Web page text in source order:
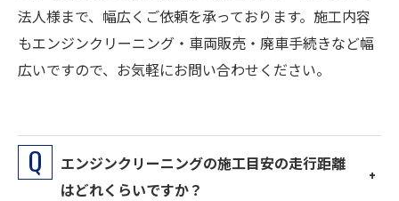
法人様まで、幅広くご依頼を承っております。施工内容
もエンジンクリーニング・車両販売・廃車手続きなど幅
広いですので、お気軽にお問い合わせください。
エンジンクリーニングの施工目安の走行距離
はどれくらいですか？